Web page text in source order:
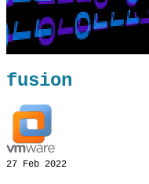
fusion
27 Feb 2022